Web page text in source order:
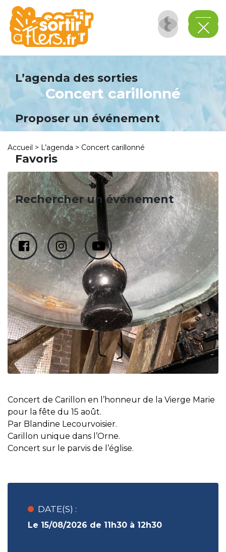
L’agenda des sorties
Proposer un événement
Favoris
Rechercher un événement
Concert carillonné
Accueil > L’agenda > Concert carillonné
Concert de Carillon en l’honneur de la Vierge Marie
pour la fête du 15 août.
Par Blandine Lecourvoisier.
Carillon unique dans l’Orne.
Concert sur le parvis de l’église.
DATE(S) :
Le 15/08/2026 de 11h30 à 12h30
Panneau de gestion des cookies